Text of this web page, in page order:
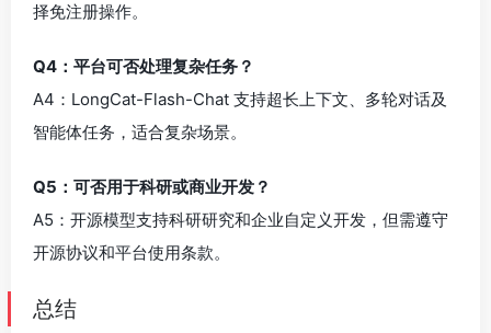
择免注册操作。
Q4：平台可否处理复杂任务？
A4：LongCat-Flash-Chat 支持超长上下文、多轮对话及
智能体任务，适合复杂场景。
Q5：可否用于科研或商业开发？
A5：开源模型支持科研研究和企业自定义开发，但需遵守
开源协议和平台使用条款。
总结